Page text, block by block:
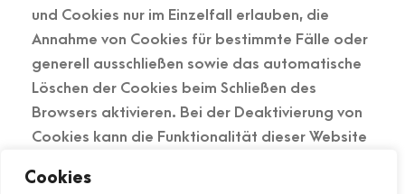
Cookies
und Cookies nur im Einzelfall erlauben, die
Annahme von Cookies für bestimmte Fälle oder
generell ausschließen sowie das automatische
Löschen der Cookies beim Schließen des
Browsers aktivieren. Bei der Deaktivierung von
Cookies kann die Funktionalität dieser Website